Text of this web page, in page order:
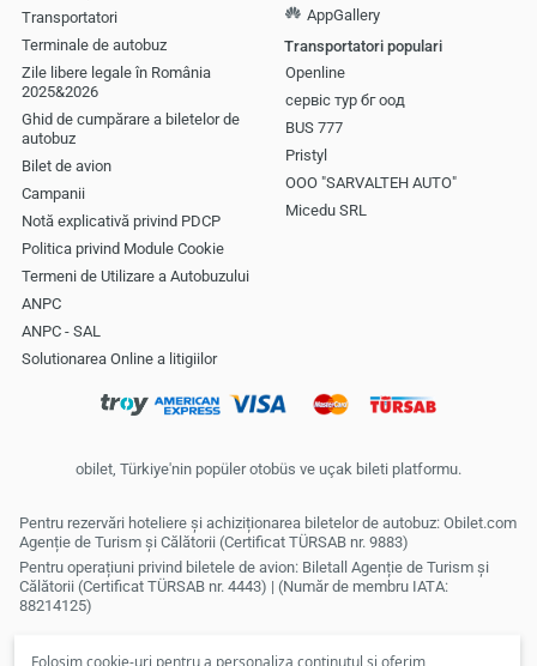
Transportatori
Terminale de autobuz
Zile libere legale în România
2025&2026
Ghid de cumpărare a biletelor de
autobuz
Bilet de avion
Campanii
Notă explicativă privind PDCP
Politica privind Module Cookie
Termeni de Utilizare a Autobuzului
ANPC
ANPC - SAL
Solutionarea Online a litigiilor
AppGallery
Transportatori populari
Openline
сервіс тур бг оод
BUS 777
Pristyl
OOO "SARVALTEH AUTO"
Micedu SRL
obilet, Türkiye'nin popüler otobüs ve uçak bileti platformu.
Pentru rezervări hoteliere și achiziționarea biletelor de autobuz: Obilet.com
Agenție de Turism și Călătorii (Certificat TÜRSAB nr. 9883)
Pentru operațiuni privind biletele de avion: Biletall Agenție de Turism și
Călătorii (Certificat TÜRSAB nr. 4443) | (Număr de membru IATA:
88214125)